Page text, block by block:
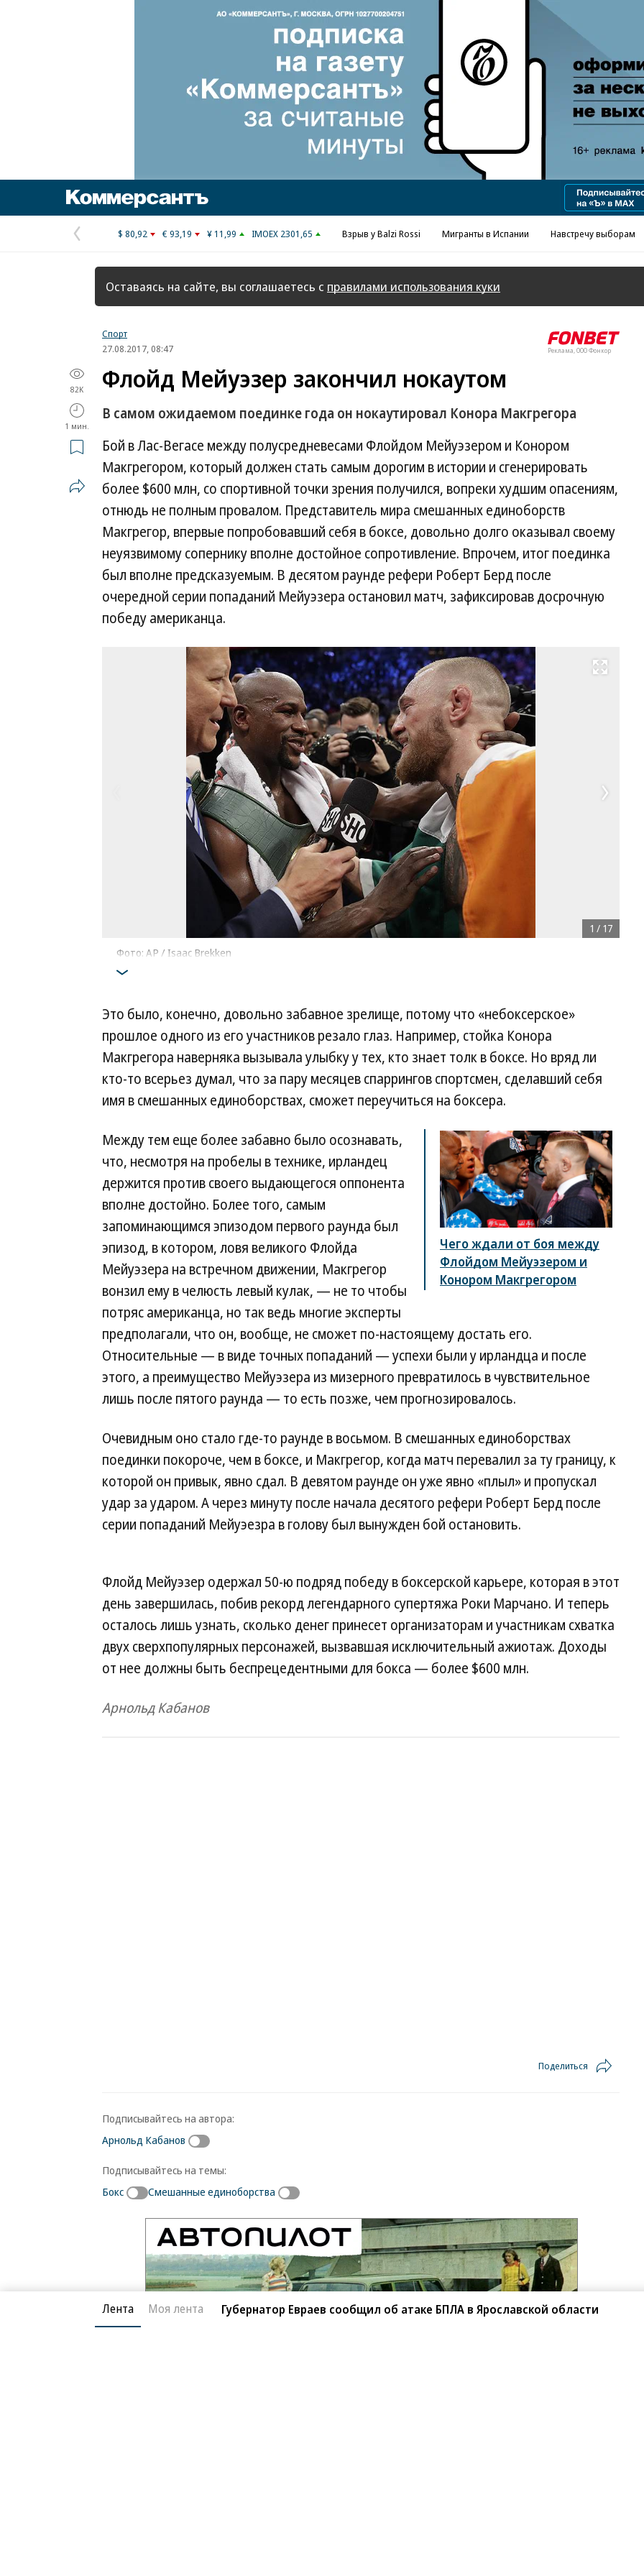
Реклама в «Ъ» www.kommersant.ru/ad
Предыдущая
страница
$ 80,92 € 93,19 ¥ 11,99 IMOEX 2301,65 Взрыв у Balzi Rossi Мигранты в Испании Навстречу выборам
Оставаясь на сайте, вы соглашаетесь с правилами использования куки
Реклама, ООО Фонкор
Спорт
27.08.2017, 08:47
82K
1 мин.
Флойд Мейуэзер закончил нокаутом
В самом ожидаемом поединке года он нокаутировал Конора Макгрегора
Бой в Лас-Вегасе между полусредневесами Флойдом Мейуэзером и Конором
Макгрегором, который должен стать самым дорогим в истории и сгенерировать
более $600 млн, со спортивной точки зрения получился, вопреки худшим опасениям,
отнюдь не полным провалом. Представитель мира смешанных единоборств
Макгрегор, впервые попробовавший себя в боксе, довольно долго оказывал своему
неуязвимому сопернику вполне достойное сопротивление. Впрочем, итог поединка
был вполне предсказуемым. В десятом раунде рефери Роберт Берд после
очередной серии попаданий Мейуэзера остановил матч, зафиксировав досрочную
победу американца.
Развернуть на весь экран
Фото: AP / Isaac Brekken
1 / 17
Это было, конечно, довольно забавное зрелище, потому что «небоксерское»
прошлое одного из его участников резало глаз. Например, стойка Конора
Макгрегора наверняка вызывала улыбку у тех, кто знает толк в боксе. Но вряд ли
кто-то всерьез думал, что за пару месяцев спаррингов спортсмен, сделавший себя
имя в смешанных единоборствах, сможет переучиться на боксера.
Чего ждали от боя между
Флойдом Мейуэзером и
Конором Макгрегором
Между тем еще более забавно было осознавать,
что, несмотря на пробелы в технике, ирландец
держится против своего выдающегося оппонента
вполне достойно. Более того, самым
запоминающимся эпизодом первого раунда был
эпизод, в котором, ловя великого Флойда
Мейуэзера на встречном движении, Макгрегор
вонзил ему в челюсть левый кулак, — не то чтобы
потряс американца, но так ведь многие эксперты
предполагали, что он, вообще, не сможет по-настоящему достать его.
Относительные — в виде точных попаданий — успехи были у ирландца и после
этого, а преимущество Мейуэзера из мизерного превратилось в чувствительное
лишь после пятого раунда — то есть позже, чем прогнозировалось.
Очевидным оно стало где-то раунде в восьмом. В смешанных единоборствах
поединки покороче, чем в боксе, и Макгрегор, когда матч перевалил за ту границу, к
которой он привык, явно сдал. В девятом раунде он уже явно «плыл» и пропускал
удар за ударом. А через минуту после начала десятого рефери Роберт Берд после
серии попаданий Мейуэезра в голову был вынужден бой остановить.
Флойд Мейуэзер одержал 50-ю подряд победу в боксерской карьере, которая в этот
день завершилась, побив рекорд легендарного супертяжа Роки Марчано. И теперь
осталось лишь узнать, сколько денег принесет организаторам и участникам схватка
двух сверхпопулярных персонажей, вызвавшая исключительный ажиотаж. Доходы
от нее должны быть беспрецедентными для бокса — более $600 млн.
Арнольд Кабанов
Поделиться
Подписывайтесь на автора:
Арнольд Кабанов
Подписывайтесь на темы:
Бокс
Смешанные единоборства
Лента Моя лента Губернатор Евраев сообщил об атаке БПЛА в Ярославской области